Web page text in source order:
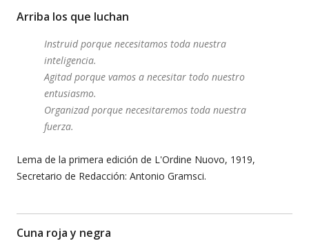
Arriba los que luchan
Instruid porque necesitamos toda nuestra
inteligencia.
Agitad porque vamos a necesitar todo nuestro
entusiasmo.
Organizad porque necesitaremos toda nuestra
fuerza.
Lema de la primera edición de L'Ordine Nuovo, 1919,
Secretario de Redacción: Antonio Gramsci.
Cuna roja y negra